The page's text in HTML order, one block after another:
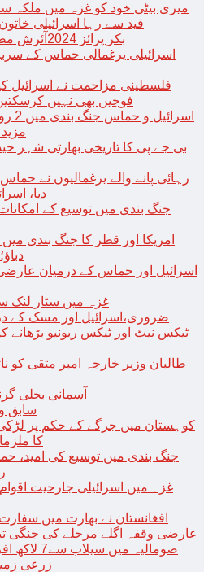
میری بیٹی خود کو غزہ میں ملکہ
قید سے رہا اسرائیلی
بکر پرائز 2024آئرش مصنف پال لنچ نے جیت لیا
اسرائیلی یرغمالی حماس کے
فلسطینی مزاحمت نے اسرائیل
فوجیں بھی نہیں
مزید 11 یرغمالی رہا کر دیے
بی جے پی کا تاریخی بھارتی شہر
رہائی پانے والے یرغمالیوں نے
دیا،
جنگ بندی میں توسیع کے
امریکا اور قطر کا جنگ بندی میں
اسرائیل اور حماس کے درمیان
غزہ میں سٹار لنک
ضروری،اسرائیل اور مسک کے
ٹیکس نیٹ اور ٹیکس ریونیو بڑھانے
طالبان وزیر خارجہ امیر متقی کو
آسمانی بجلی گرنے سے 20
سابق
کا
جنگ بندی میں توسیع کی امید،
غزہ میں اسرائیلی جارحیت
افغانستان نے بھارت میں
عارضی وقفہ اگلے مرحلے کی جنگی
صومالیہ میں
زرعی